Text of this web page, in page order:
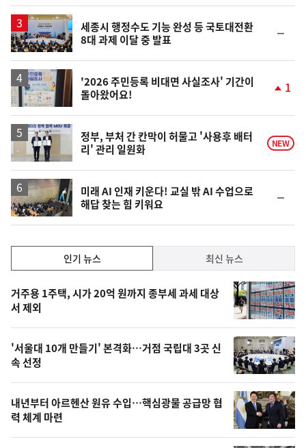
일
세종시 행정수도 기능 완성 등 국토대전환
8대 과제 이달 중 발표
일
'2026 주민등록 비대면 사실조사' 기간이
돌아왔어요!
승
1
정부, 부처 간 칸막이 허물고 '사용후 배터
리' 관리 일원화
NEW
미래 AI 인재 키운다! 교실 밖 AI 수업으로
해답 찾는 힘 키워요
일
기,
최
신,
오
늘
의
영
상
인기 뉴스 최신 뉴스
기
뉴
스
거주용 1주택, 시가 20억 원까지 종부세 과세 대상
서 제외
'서울대 10개 만들기' 본격화…거점 국립대 3곳 신
속 선정
내년부터 아르헨산 원유 수입…핵심광물 공급망 협
력 체계 마련